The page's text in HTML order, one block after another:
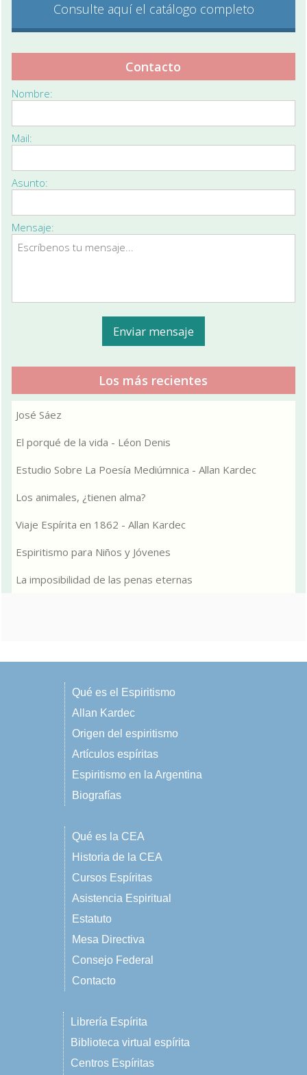
Consulte aquí el catálogo completo
Contacto
Nombre:
Mail:
Asunto:
Mensaje:
Los más recientes
José Sáez
El porqué de la vida - Léon Denis
Estudio Sobre La Poesía Mediúmnica - Allan Kardec
Los animales, ¿tienen alma?
Viaje Espírita en 1862 - Allan Kardec
Espiritismo para Niños y Jóvenes
La imposibilidad de las penas eternas
Qué es el Espiritismo
Allan Kardec
Origen del espiritismo
Artículos espíritas
Espiritismo en la Argentina
Biografías
Qué es la CEA
Historia de la CEA
Cursos Espíritas
Asistencia Espiritual
Estatuto
Mesa Directiva
Consejo Federal
Contacto
Librería Espírita
Biblioteca virtual espírita
Centros Espíritas